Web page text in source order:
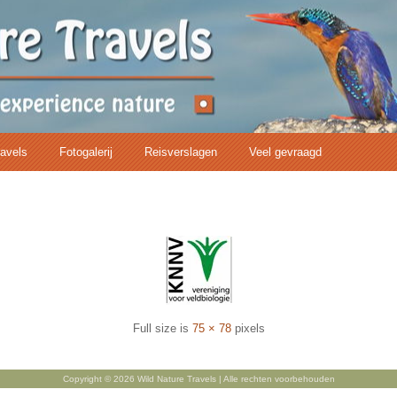
Fotogalerij Reisverslagen Veel gevraagd
Full size is 75 × 78pixels
Copyright © 2026 Wild Nature Travels | Alle rechten voorbehouden